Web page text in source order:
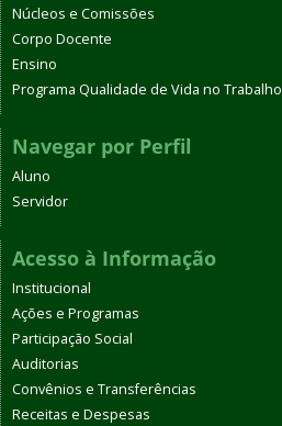
Núcleos e Comissões
Corpo Docente
Ensino
Programa Qualidade de Vida no Trabalho
Navegar por Perfil
Aluno
Servidor
Acesso à Informação
Institucional
Ações e Programas
Participação Social
Auditorias
Convênios e Transferências
Receitas e Despesas